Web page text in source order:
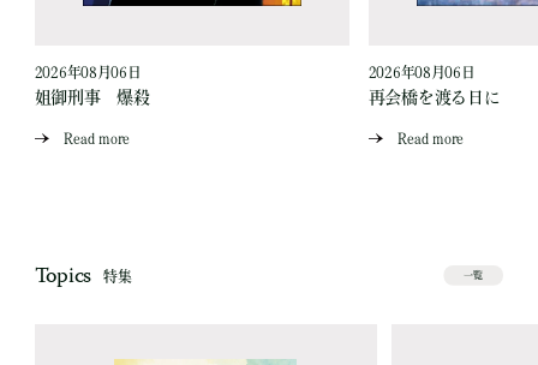
2026年08月06日
姐御刑事 爆殺
Read more
2026年08月06日
再会橋を渡る日に
Read more
Topics 特集 一覧